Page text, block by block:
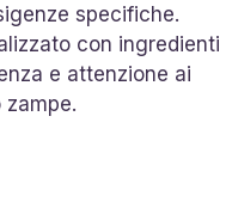
specifiche.
con ingredienti
e attenzione ai